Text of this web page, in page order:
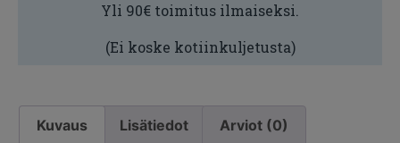
Yli 90€ toimitus ilmaiseksi.
(Ei koske kotiinkuljetusta)
Kuvaus Lisätiedot Arviot (0)